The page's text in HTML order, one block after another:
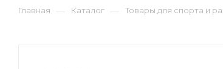
Главная — Каталог — Товары для спорта и